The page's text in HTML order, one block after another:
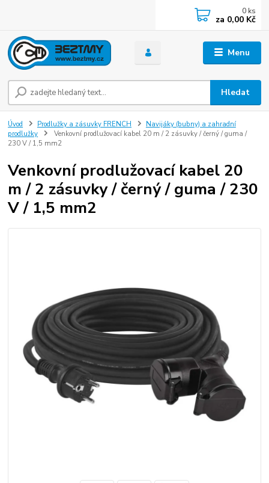
Menu
Hledat
0 ks
za 0,00 Kč
Úvod Prodlužky a zásuvky FRENCH
Navijáky (bubny) a zahradní
prodlužky
Venkovní prodlužovací kabel 20 m / 2 zásuvky / černý / guma /
230 V / 1,5 mm2
Venkovní prodlužovací kabel 20
m / 2 zásuvky / černý / guma / 230
V / 1,5 mm2